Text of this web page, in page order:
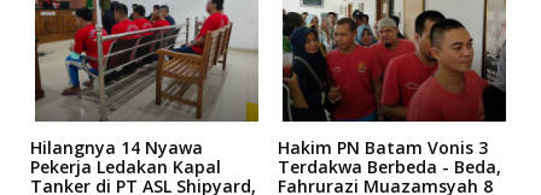
Hilangnya 14 Nyawa
Pekerja Ledakan Kapal
Tanker di PT ASL Shipyard,
Hakim PN Batam Vonis 3
Terdakwa Berbeda - Beda,
Fahrurazi Muazamsyah 8